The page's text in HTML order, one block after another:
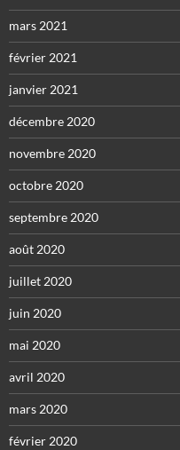
mars 2021
février 2021
janvier 2021
décembre 2020
novembre 2020
octobre 2020
septembre 2020
août 2020
juillet 2020
juin 2020
mai 2020
avril 2020
mars 2020
février 2020